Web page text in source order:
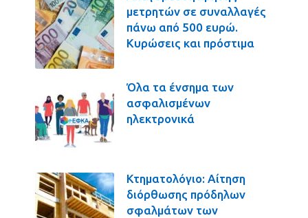
μετρητών σε συναλλαγές
πάνω από 500 ευρώ.
Κυρώσεις και πρόστιμα
Όλα τα ένσημα των
ασφαλισμένων
ηλεκτρονικά
Κτηματολόγιο: Αίτηση
διόρθωσης πρόδηλων
σφαλμάτων των